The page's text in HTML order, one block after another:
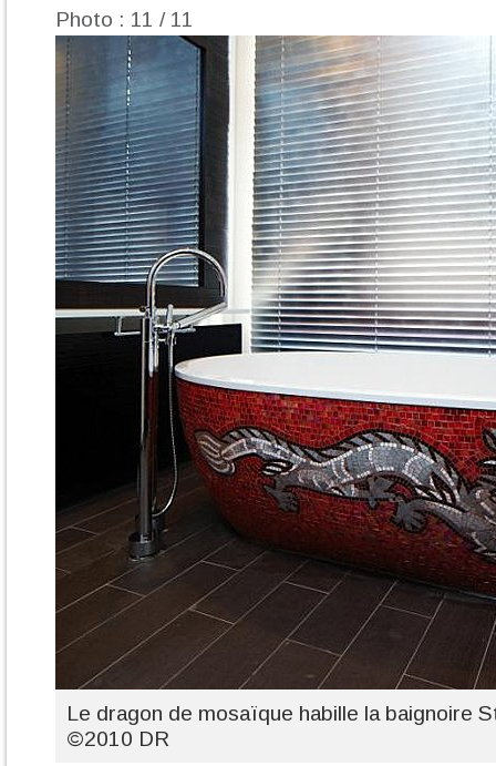
Photo : 11 / 11
Le dragon de mosaïque habille la baignoire
©2010 DR